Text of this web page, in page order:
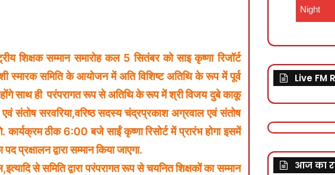
शिक्षक सम्मान समारोह कल 5 सितंबर को साइ कृष्णा रिजॉर्ट
स्मारक समिति के आयोजन में अति विशिष्ट अतिथि के रूप में पूर्व
होंगे साथ ही परंपरागत रूप से अतिथि के रूप में श्री विजय दुबे काकू
एवं संतोष सरवरिया,वरिष्ठ सदस्य चंद्रप्रकाश अग्रवाल एवं संतोष
ठीक 6:00 बजे साईं कृष्णा रिसोर्ट में प्रारंभ होगा इसमें
प्रक्षालन द्वारा सम्मान किया जाएगा.
से समिति द्वारा परंपरागत रूप से चयनित शिक्षकों का सम्मान
Night
Live FM
आज का